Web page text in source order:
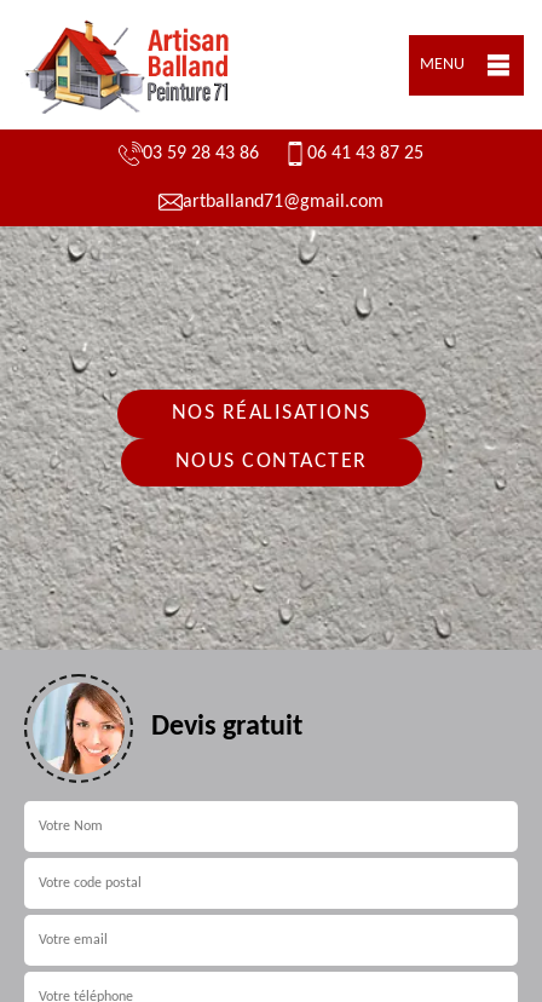
MENU
03 59 28 43 86 06 41 43 87 25
artballand71@gmail.com
NOS RÉALISATIONS
NOUS CONTACTER
Devis gratuit